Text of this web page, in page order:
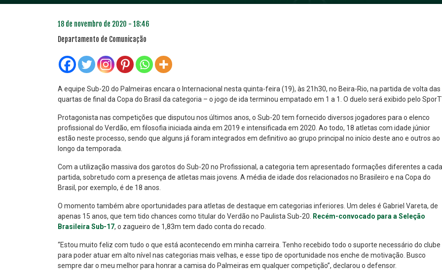
18 de novembro de 2020 - 18:46
Departamento de Comunicação
A equipe Sub-20 do Palmeiras encara o Internacional nesta quinta-feira (19), às 21h30, no Beira-Rio, na partida de volta das
quartas de final da Copa do Brasil da categoria – o jogo de ida terminou empatado em 1 a 1. O duelo será exibido pelo
Protagonista nas competições que disputou nos últimos anos, o Sub-20 tem fornecido diversos jogadores para o elenco
profissional do Verdão, em filosofia iniciada ainda em 2019 e intensificada em 2020. Ao todo, 18 atletas com idade júnior
estão neste processo, sendo que alguns já foram integrados em definitivo ao grupo principal no início deste ano e outros ao
longo da temporada.
Com a utilização massiva dos garotos do Sub-20 no Profissional, a categoria tem apresentado formações diferentes a cada
partida, sobretudo com a presença de atletas mais jovens. A média de idade dos relacionados no Brasileiro e na Copa do
Brasil, por exemplo, é de 18 anos.
O momento também abre oportunidades para atletas de destaque em categorias inferiores. Um deles é Gabriel Vareta, de
apenas 15 anos, que tem tido chances como titular do Verdão no Paulista Sub-20.
Recém-convocado para a Seleção
Brasileira Sub-17, o zagueiro de 1,83m tem dado conta do recado.
“Estou muito feliz com tudo o que está acontecendo em minha carreira. Tenho recebido todo o suporte necessário do clube
para poder atuar em alto nível nas categorias mais velhas, e esse tipo de oportunidade nos enche de motivação. Busco
sempre dar o meu melhor para honrar a camisa do Palmeiras em qualquer competição”, declarou o defensor.
PLANO PRATA
R$46,04
PLANO ESPECIAL
R$23 ,01
PLANO PRATA SUPERIOR
R$ 85,52